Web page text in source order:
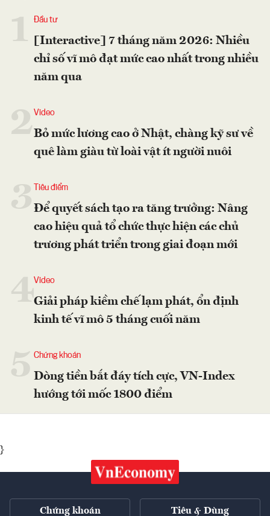
Đầu tư
[Interactive] 7 tháng năm 2026: Nhiều
chỉ số vĩ mô đạt mức cao nhất trong nhiều
năm qua
2Video
Bỏ mức lương cao ở Nhật, chàng kỹ sư về
quê làm giàu từ loài vật ít người nuôi
Tiêu điểm
Để quyết sách tạo ra tăng trưởng: Nâng
cao hiệu quả tổ chức thực hiện các chủ
trương phát triển trong giai đoạn mới
4Video
Giải pháp kiềm chế lạm phát, ổn định
kinh tế vĩ mô 5 tháng cuối năm
Chứng khoán
Dòng tiền bắt đáy tích cực, VN-Index
hướng tới mốc 1800 điểm
}
Chứng khoán Tiêu & Dùng